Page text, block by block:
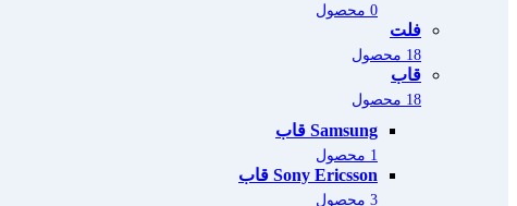
0 محصول
فلت
18 محصول
قاب
18 محصول
Samsung قاب
1 محصول
Sony Ericsson قاب
3 محصول